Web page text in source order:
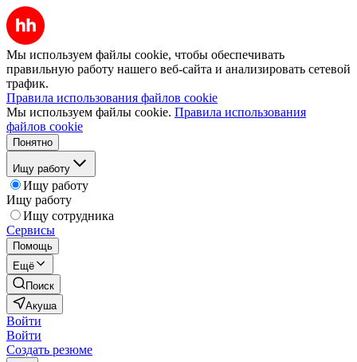
Мы используем файлы cookie, чтобы обеспечивать
правильную работу нашего веб-сайта и анализировать сетевой
трафик.
Правила использования файлов cookie
Мы используем файлы cookie. Правила использования
файлов cookie
Понятно
Ищу работу
Ищу работу
Ищу работу
Ищу сотрудника
Сервисы
Помощь
Ещё
Поиск
Акуша
Войти
Войти
Создать резюме